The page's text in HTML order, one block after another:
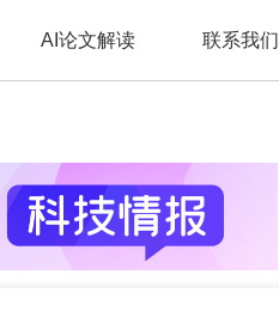
AI论文解读 联系我们